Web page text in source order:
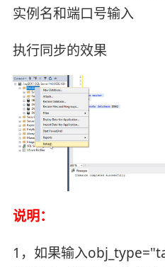
实例名和端口号输入
执行同步的效果
说明：
1，如果输入